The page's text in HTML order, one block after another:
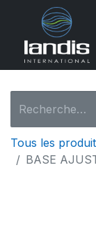
Tous les
BASE